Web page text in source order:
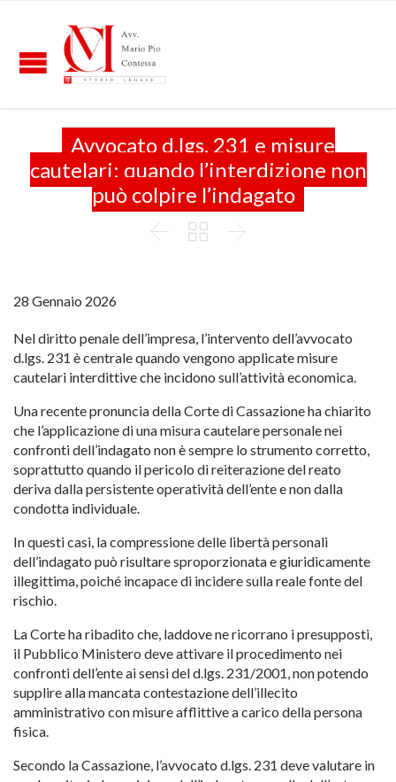
Avvocato d.lgs. 231 e misure
cautelari: quando l’interdizione non
può colpire l’indagato
  
28 Gennaio 2026
Nel diritto penale dell’impresa, l’intervento dell’avvocato
d.lgs. 231 è centrale quando vengono applicate misure
cautelari interdittive che incidono sull’attività economica.
Una recente pronuncia della Corte di Cassazione ha chiarito
che l’applicazione di una misura cautelare personale nei
confronti dell’indagato non è sempre lo strumento corretto,
soprattutto quando il pericolo di reiterazione del reato
deriva dalla persistente operatività dell’ente e non dalla
condotta individuale.
In questi casi, la compressione delle libertà personali
dell’indagato può risultare sproporzionata e giuridicamente
illegittima, poiché incapace di incidere sulla reale fonte del
rischio.
La Corte ha ribadito che, laddove ne ricorrano i presupposti,
il Pubblico Ministero deve attivare il procedimento nei
confronti dell’ente ai sensi del d.lgs. 231/2001, non potendo
supplire alla mancata contestazione dell’illecito
amministrativo con misure afflittive a carico della persona
fisica.
Secondo la Cassazione, l’avvocato d.lgs. 231 deve valutare in